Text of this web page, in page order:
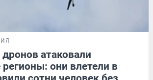
атаковали
регионы: они влетели в